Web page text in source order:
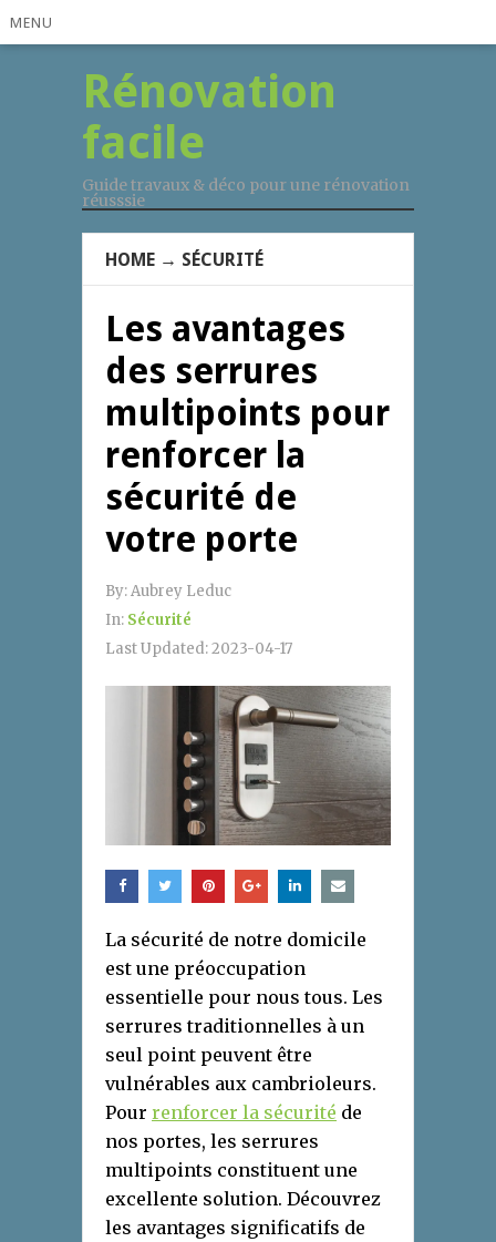
MENU
Rénovation
facile
Guide travaux & déco pour une rénovation
réusssie
HOME → SÉCURITÉ
Les avantages
des serrures
multipoints pour
renforcer la
sécurité de
votre porte
By:Aubrey Leduc
In: Sécurité
Last Updated:2023-04-17
La sécurité de notre domicile
est une préoccupation
essentielle pour nous tous. Les
serrures traditionnelles à un
seul point peuvent être
vulnérables aux cambrioleurs.
Pour renforcer la sécurité de
nos portes, les serrures
multipoints constituent une
excellente solution. Découvrez
les avantages significatifs de